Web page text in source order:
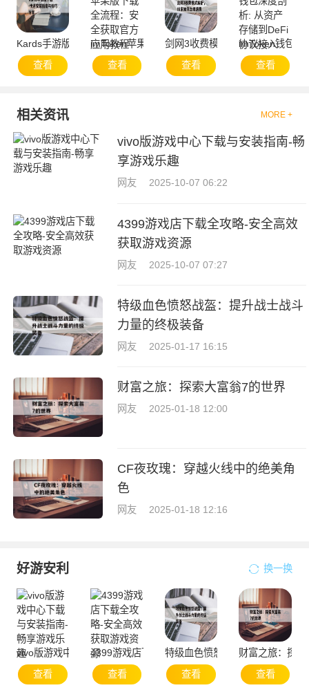
Kards手游版下载-快速安装指南与技巧分享
查看
imToken苹果版下载全流程：安全获取官方应用教
查看
剑网3收费模式解析，玩家如何合
查看
imToken钱包深
查看
相关资讯 MORE +
vivo版游戏中心下载与安装指南-畅
享游戏乐趣
网友 2025-10-07 06:22
4399游戏店下载全攻略-安全高效
获取游戏资源
网友 2025-10-07 07:27
特级血色愤怒战盔：提升战士战斗
力量的终极装备
网友 2025-01-17 16:15
财富之旅：探索大富翁7的世界
网友 2025-01-18 12:00
CF夜玫瑰：穿越火线中的绝美角
色
网友 2025-01-18 12:16
好游安利 换一换
vivo版游戏中心下载与安装指南-畅享游戏乐趣
查看
4399游戏店下载全攻略-安全高效获取游戏资源
查看
特级血色愤怒战盔：提升战士战
查看
财富之旅：探
查看